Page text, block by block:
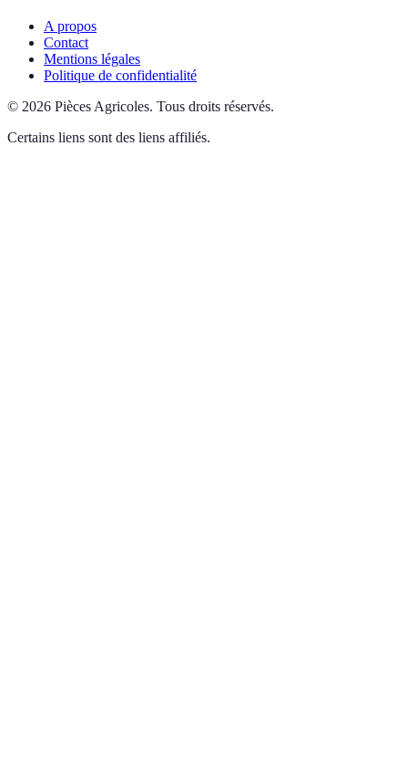
A propos
Contact
Mentions légales
Politique de confidentialité
© 2026 Pièces Agricoles. Tous droits réservés.
Certains liens sont des liens affiliés.